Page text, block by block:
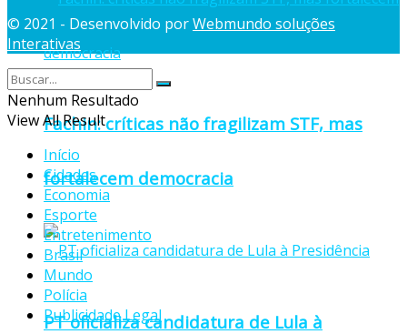
Fachin: críticas não fragilizam STF, mas
fortalecem democracia
PT oficializa candidatura de Lula à
© 2021 - Desenvolvido porWebmundo soluções
Interativas
Nenhum Resultado
View All Result
Início
Cidades
Economia
Esporte
Entretenimento
Brasil
Mundo
Polícia
Publicidade Legal